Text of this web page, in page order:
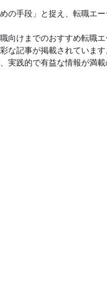
の手段」と捉え、転職エ
向けまでのおすすめ転職
な記事が掲載されています
実践的で有益な情報が満載